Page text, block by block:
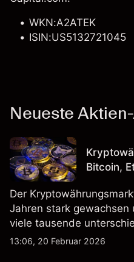
WKN:A2ATEK
ISIN:US5132721045
Neueste
Bitcoin,
Der
Jahren stark
viele tausende
Währungen.
13:06, 20 Februar 2026